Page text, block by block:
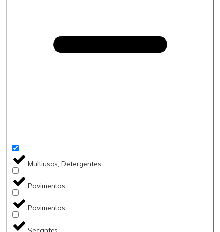
Multiusos, Detergentes
Pavimentos
Pavimentos
Secantes